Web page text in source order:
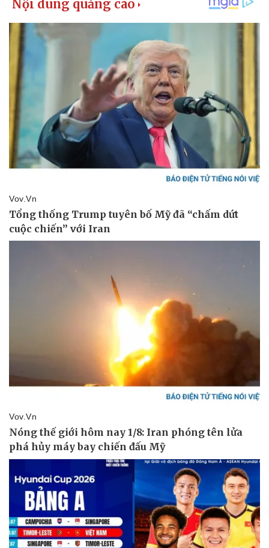
Làm đẹp - giảm cân
Phòng mạch online
Ăn sạch sống khỏe
Văn hóa
Sân khấu - Điện ảnh
Giải trí
Nghệ sĩ